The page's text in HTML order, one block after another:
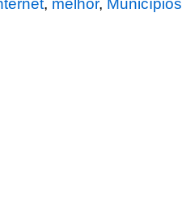
, melhor, Municípios